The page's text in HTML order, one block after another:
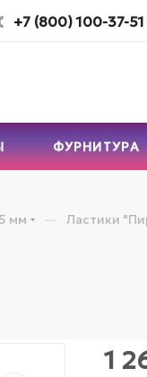
+7 (800) 100-37-51
ФУРНИТУРА
мм — Ластики
1